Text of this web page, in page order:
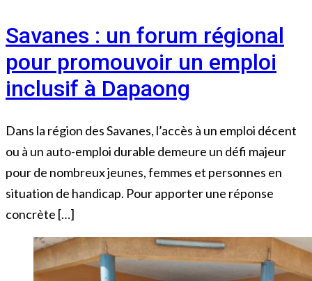
Savanes : un forum régional
pour promouvoir un emploi
inclusif à Dapaong
Dans la région des Savanes, l’accès à un emploi décent
ou à un auto-emploi durable demeure un défi majeur
pour de nombreux jeunes, femmes et personnes en
situation de handicap. Pour apporter une réponse
concrète […]